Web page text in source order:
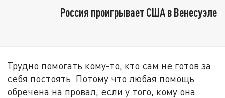
Россия проигрывает США в Венесуэле
Трудно помогать кому-то, кто сам не готов за
себя постоять. Потому что любая помощь
обречена на провал, если у того, кому она